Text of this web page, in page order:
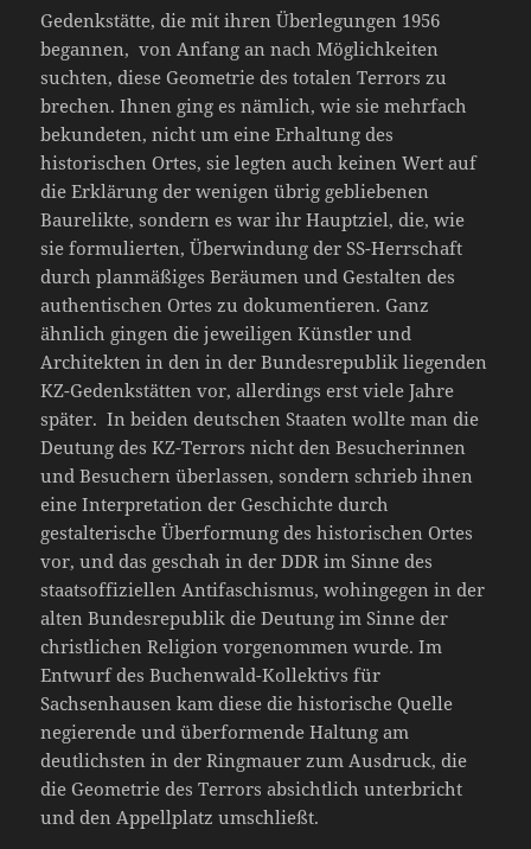
Gedenkstätte, die mit ihren Überlegungen 1956
begannen, von Anfang an nach Möglichkeiten
suchten, diese Geometrie des totalen Terrors zu
brechen. Ihnen ging es nämlich, wie sie mehrfach
bekundeten, nicht um eine Erhaltung des
historischen Ortes, sie legten auch keinen Wert auf
die Erklärung der wenigen übrig gebliebenen
Baurelikte, sondern es war ihr Hauptziel, die, wie
sie formulierten, Überwindung der SS-Herrschaft
durch planmäßiges Beräumen und Gestalten des
authentischen Ortes zu dokumentieren. Ganz
ähnlich gingen die jeweiligen Künstler und
Architekten in den in der Bundesrepublik liegenden
KZ-Gedenkstätten vor, allerdings erst viele Jahre
später. In beiden deutschen Staaten wollte man die
Deutung des KZ-Terrors nicht den Besucherinnen
und Besuchern überlassen, sondern schrieb ihnen
eine Interpretation der Geschichte durch
gestalterische Überformung des historischen Ortes
vor, und das geschah in der DDR im Sinne des
staatsoffiziellen Antifaschismus, wohingegen in der
alten Bundesrepublik die Deutung im Sinne der
christlichen Religion vorgenommen wurde. Im
Entwurf des Buchenwald-Kollektivs für
Sachsenhausen kam diese die historische Quelle
negierende und überformende Haltung am
deutlichsten in der Ringmauer zum Ausdruck, die
die Geometrie des Terrors absichtlich unterbricht
und den Appellplatz umschließt.